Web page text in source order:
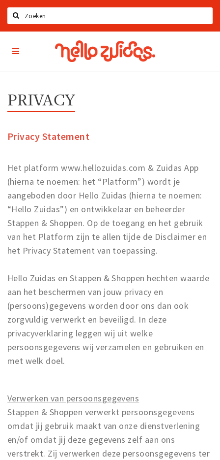
Home
Zuidas Jobs
Hotels
Shops
Live
Work
Education
Sports & leisure
Magazine
Columns
Interviews
Hello Zuidas Articles
Programme
Membership
Contact
Partner Apps
Hello
Zuidas
App
PRIVACY
Privacy Statement
Het platform www.hellozuidas.com & Zuidas App
(hierna te noemen: het “Platform”) wordt je
aangeboden door Hello Zuidas (hierna te noemen:
“Hello Zuidas”) en ontwikkelaar en beheerder
Stappen & Shoppen. Op de toegang en het gebruik
van het Platform zijn te allen tijde de Disclaimer en
het Privacy Statement van toepassing.
Hello Zuidas en Stappen & Shoppen hechten waarde
aan het beschermen van jouw privacy en
(persoons)gegevens worden door ons dan ook
zorgvuldig verwerkt en beveiligd. In deze
privacyverklaring leggen wij uit welke
persoonsgegevens wij verzamelen en gebruiken en
met welk doel.
Verwerken van persoonsgegevens
Stappen & Shoppen verwerkt persoonsgegevens
omdat jij gebruik maakt van onze dienstverlening
en/of omdat jij deze gegevens zelf aan ons
verstrekt. Zij verwerken deze persoonsgegevens ter